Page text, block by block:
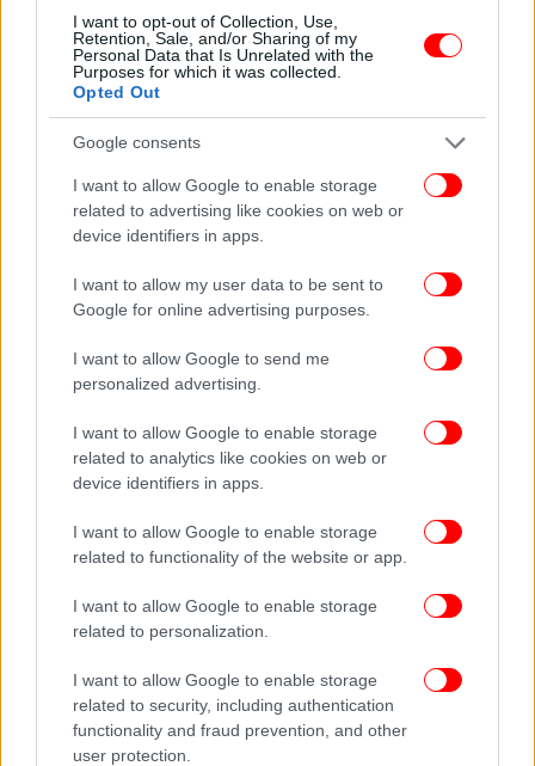
I want to opt-out of Collection, Use,
Retention, Sale, and/or Sharing of my
Personal Data that Is Unrelated with the
Purposes for which it was collected.
Opted Out
Google consents
I want to allow Google to enable storage
related to advertising like cookies on web or
device identifiers in apps.
I want to allow my user data to be sent to
Google for online advertising purposes.
I want to allow Google to send me
personalized advertising.
I want to allow Google to enable storage
related to analytics like cookies on web or
device identifiers in apps.
I want to allow Google to enable storage
related to functionality of the website or app.
I want to allow Google to enable storage
related to personalization.
I want to allow Google to enable storage
related to security, including authentication
functionality and fraud prevention, and other
user protection.
Στο ίδιο μήκος κύματος κινήθηκε και ένας φίλος
του σταρ του Χόλιγουντ όταν ρωτήθηκε για τους
λόγους πίσω από το διαζύγιο με την Κριστίν
Μπαουμγκάρτνερ: «Δεν έχω ιδέα αν ο Κέβιν ξέρει
καν ποιοι είναι οι λόγοι», ανέφερε χαρακτηριστικά.
Πηγή από την ομάδα παραγωγής του «Yellowstone»
δήλωσε επίσης σοκαρισμένη από την εξέλιξη στην
προσωπική ζωή του Κόστνερ, λέγοντας: «Κανείς δεν
γνώριζε για κάποιο θέμα. Δεν ήταν απομονωμένος
στο πλατό και συχνά πήγαινε σπίτι για να
επισκεφθεί την οικογένειά του».